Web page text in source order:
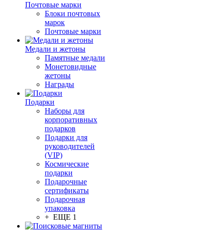
Почтовые марки
Блоки почтовых
марок
Почтовые марки
Медали и жетоны
Памятные медали
Монетовидные
жетоны
Награды
Подарки
Наборы для
корпоративных
подарков
Подарки для
руководителей
(VIP)
Космические
подарки
Подарочные
сертификаты
Подарочная
упаковка
+ ЕЩЕ 1